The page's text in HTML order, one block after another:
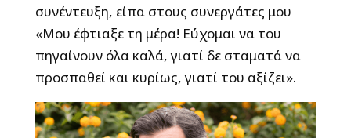
συνέντευξη, είπα στους συνεργάτες μου
«Μου έφτιαξε τη μέρα! Εύχομαι να του
πηγαίνουν όλα καλά, γιατί δε σταματά να
προσπαθεί και κυρίως, γιατί του αξίζει».